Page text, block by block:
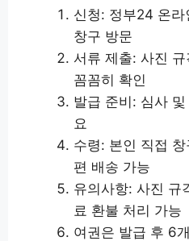
신청: 정부24 온라
창구 방문
서류 제출: 사진
꼼꼼히 확인
발급 준비: 심사
요
수령: 본인 직접
편 배송 가능
유의사항: 사진 규
료 환불 처리 가능
여권은 발급 후 6